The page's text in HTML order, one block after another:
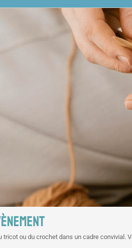
tricot ou du crochet dans un cadre convivial.